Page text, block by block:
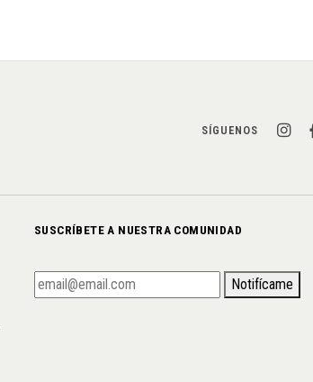
SÍGUENOS
SUSCRÍBETE A NUESTRA COMUNIDAD
Notifícame